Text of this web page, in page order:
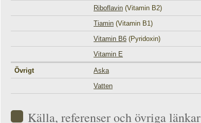
Riboflavin (Vitamin B2)
Tiamin (Vitamin B1)
Vitamin B6 (Pyridoxin)
Vitamin E
Övrigt Aska
Vatten
Källa, referenser och övriga länkar